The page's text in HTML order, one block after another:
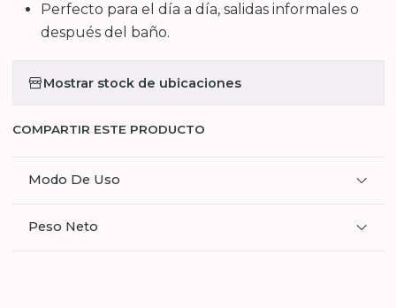
Perfecto para el día a día, salidas informales o
después del baño.
Mostrar stock de ubicaciones
COMPARTIR ESTE PRODUCTO
Modo De Uso
Peso Neto